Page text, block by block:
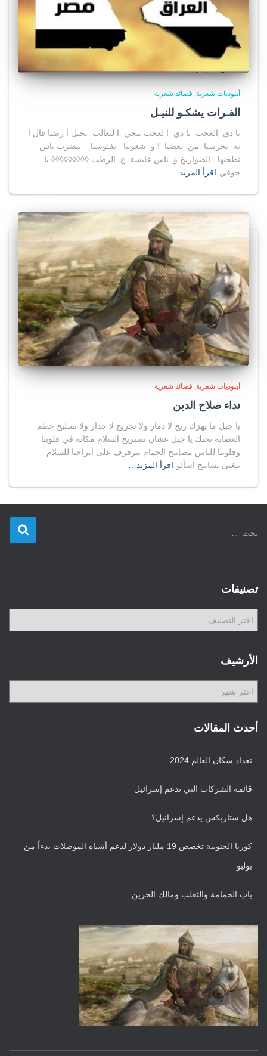
أبنوديات شعرية قصائد شعرية
الفـرات يشكـو للنيـل
يا دي العجب يا دي ا لعجب تيجي ا لتعالب تحتل أ رضنا قال ا
ية تحرسنا من بعضنا ! و شعوبنا بفلوسنا تنضرب ناس
تطحنها الصواريخ و ناس عايشة ع الرطب ◊◊◊◊◊◊◊◊◊ يا
خوفي اقرأ المزيد…
أبنوديات شعرية قصائد شعرية
نداء صلاح الدين
يا جبل ما يهزك ريح لا دمار ولا تجريح لا جدار ولا تسليح حطم
العصابة تحتك يا جبل عشان نستريح السلام مكانه في قلوبنا
وقلوبنا للناس مصابيح الحمام بيرفرف على أبراجنا للسلام
بيغنى تسابيح اسألو اقرأ المزيد…
ل
ع
ن
بحث …
تصنيفات
ي
ف
ا
ت
الأرشيف
ر
ف
أحدث المقالات
تعداد سكان العالم 2024
قائمة الشركات التي تدعم إسرائيل
هل ستاربكس يدعم إسرائيل؟
كوريا الجنوبية تخصص 19 مليار دولار لدعم أشباه الموصلات بدءاً من
يوليو
باب الحمامة والثعلب ومالك الحزين